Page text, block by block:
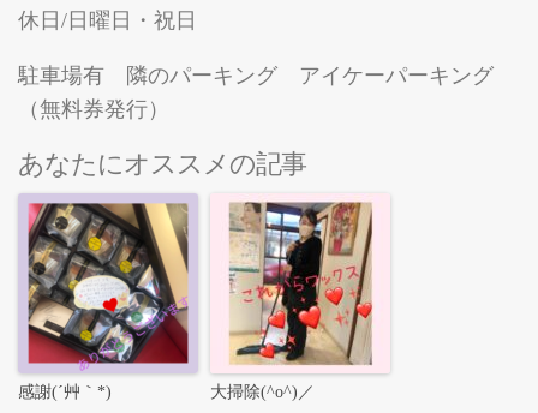
休日/日曜日・祝日
駐車場有 隣のパーキング アイケーパーキング
（無料券発行）
あなたにオススメの記事
感謝(´艸｀*) 大掃除(^o^)／